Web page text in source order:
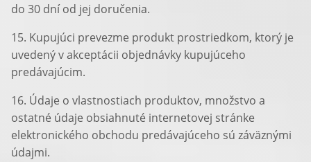
do 30 dní od jej doručenia.
15. Kupujúci prevezme produkt prostriedkom, ktorý je
uvedený v akceptácii objednávky kupujúceho
predávajúcim.
16. Údaje o vlastnostiach produktov, množstvo a
ostatné údaje obsiahnuté internetovej stránke
elektronického obchodu predávajúceho sú záväznými
údajmi.